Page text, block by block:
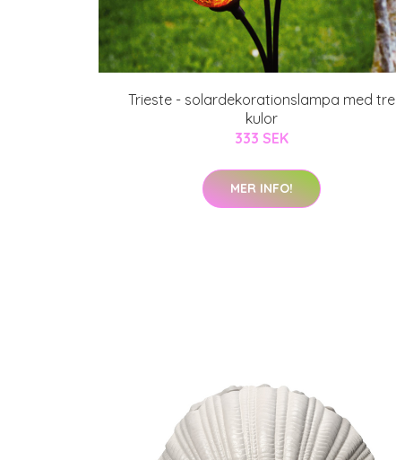
Trieste - solardekorationslampa med tre
kulor
333 SEK
MER INFO!